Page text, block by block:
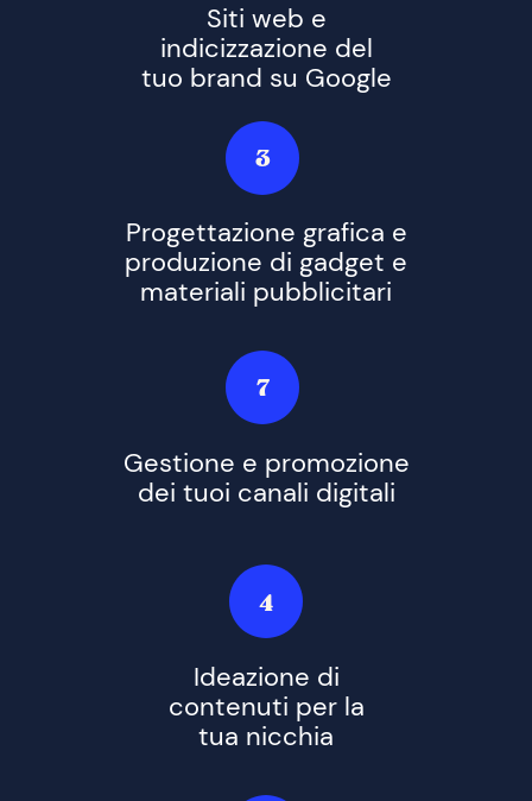
Siti web e
indicizzazione del
tuo brand su Google
3
Progettazione grafica e
produzione di gadget e
materiali pubblicitari
7
Gestione e promozione
dei tuoi canali digitali
4
Ideazione di
contenuti per la
tua nicchia